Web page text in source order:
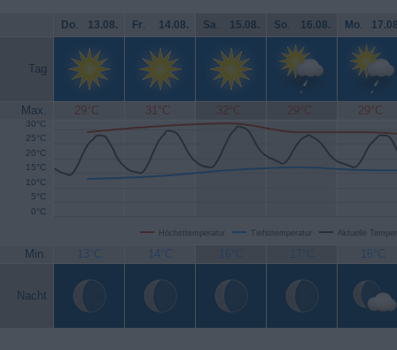
Do. 13.08. Fr. 14.08. Sa. 15.08. So. 16.08. Mo.
Tag
Max. 29°C 31°C 32°C 29°C 29°C
Höchsttemperatur Tiefsttemperatur Aktuelle
0°C
5°C
10°C
15°C
20°C
25°C
30°C
Min. 13°C 14°C 16°C 17°C 16°C
Nacht